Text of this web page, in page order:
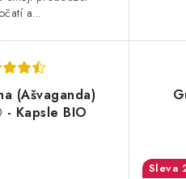
a...
(Ašvaganda)
Kapsle BIO